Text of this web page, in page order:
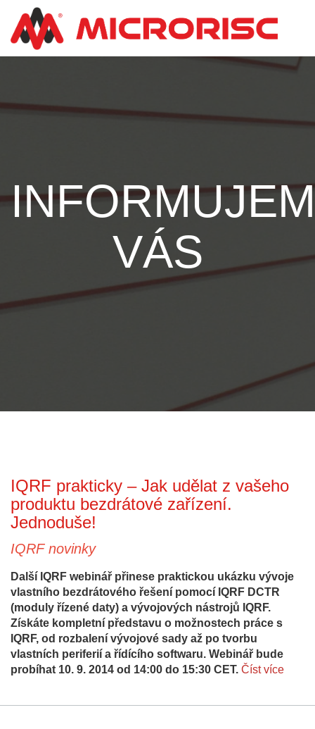
VÁS
IQRF prakticky – Jak udělat z vašeho
produktu bezdrátové zařízení.
Jednoduše!
IQRF novinky
Další IQRF webinář přinese praktickou ukázku vývoje
vlastního bezdrátového řešení pomocí IQRF DCTR
(moduly řízené daty) a vývojových nástrojů IQRF.
Získáte kompletní představu o možnostech práce s
IQRF, od rozbalení vývojové sady až po tvorbu
vlastních periferií a řídícího softwaru. Webinář bude
probíhat 10. 9. 2014 od 14:00 do 15:30 CET. Číst více